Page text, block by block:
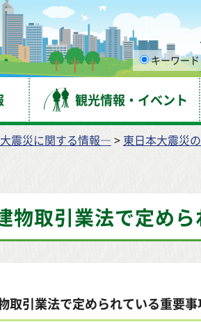
キーワード
観光情報・イベント
震災に関する情報― > 東日本大震災
物取引業法で定め
取引業法で定められている重要